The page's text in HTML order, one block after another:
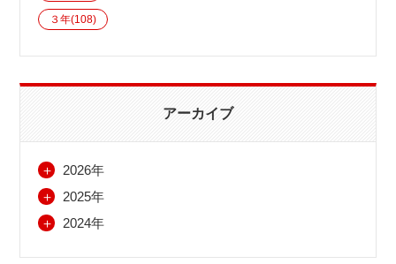
３年(108)
アーカイブ
＋
2026年
＋
2025年
＋
2024年